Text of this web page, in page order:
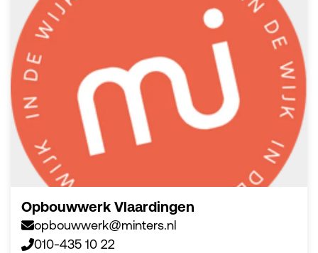
Opbouwwerk Vlaardingen
opbouwwerk@minters.nl
010-435 10 22